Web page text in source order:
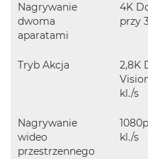
r
2
B
R
W
e
d
Nagrywanie
dwoma
aparatami
4K
przy
Tryb Akcja
2,8K
kl./s
Nagrywanie
wideo
przestrzennego
kl./s